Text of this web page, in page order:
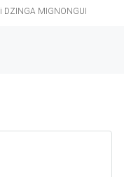
DZINGA MIGNONGUI